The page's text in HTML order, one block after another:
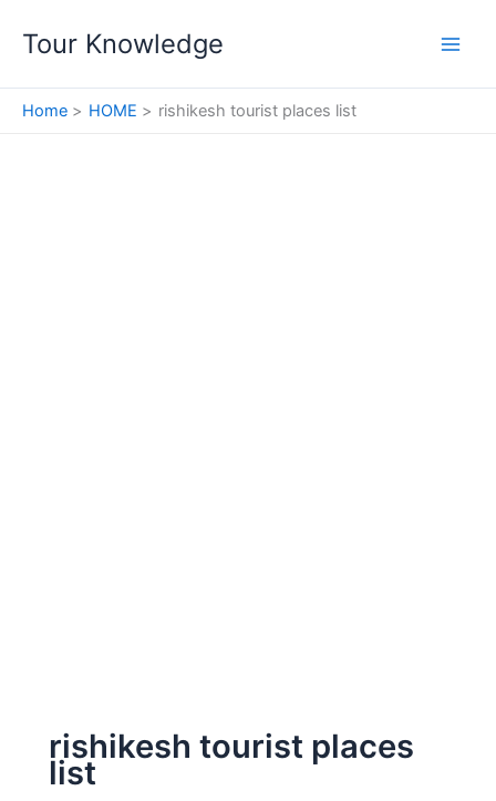
Tour Knowledge
Home HOME rishikesh tourist places list
rishikesh tourist places
list